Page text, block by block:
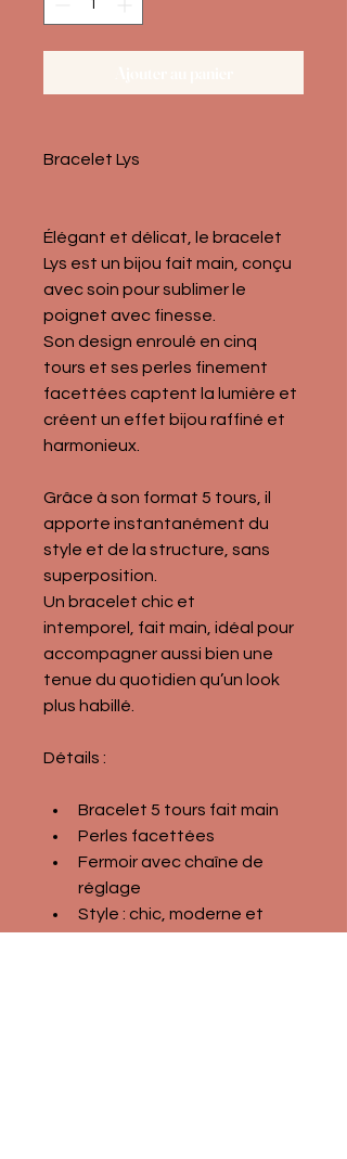
Bracelet Lys
Élégant et délicat, le bracelet
Lys est un bijou fait main, conçu
avec soin pour sublimer le
poignet avec finesse.
Son design enroulé en cinq
tours et ses perles finement
facettées captent la lumière et
créent un effet bijou raffiné et
harmonieux.
Grâce à son format 5 tours, il
apporte instantanément du
style et de la structure, sans
superposition.
Un bracelet chic et
intemporel, fait main, idéal pour
accompagner aussi bien une
tenue du quotidien qu’un look
plus habillé.
Détails :
Bracelet 5 tours fait main
Perles facettées
Fermoir avec chaîne de
réglage
Style : chic, moderne et